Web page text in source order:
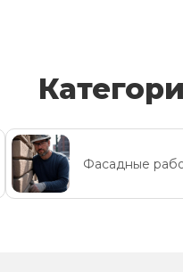
Фасадные